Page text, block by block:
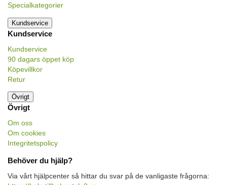
Specialkategorier
Kundservice
Kundservice
Kundservice
90 dagars öppet köp
Köpevillkor
Retur
Övrigt
Övrigt
Om oss
Om cookies
Integritetspolicy
Behöver du hjälp?
Via vårt hjälpcenter så hittar du svar på de vanligaste frågorna: